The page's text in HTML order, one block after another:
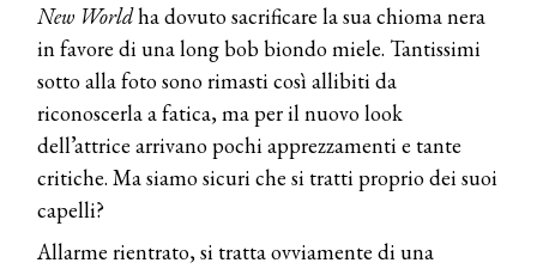
New Worldha dovuto sacrificare la sua chioma nera
in favore di una long bob biondo miele. Tantissimi
sotto alla foto sono rimasti così allibiti da
riconoscerla a fatica, ma per il nuovo look
dell’attrice arrivano pochi apprezzamenti e tante
critiche. Ma siamo sicuri che si tratti proprio dei suoi
capelli?
Allarme rientrato, si tratta ovviamente di una